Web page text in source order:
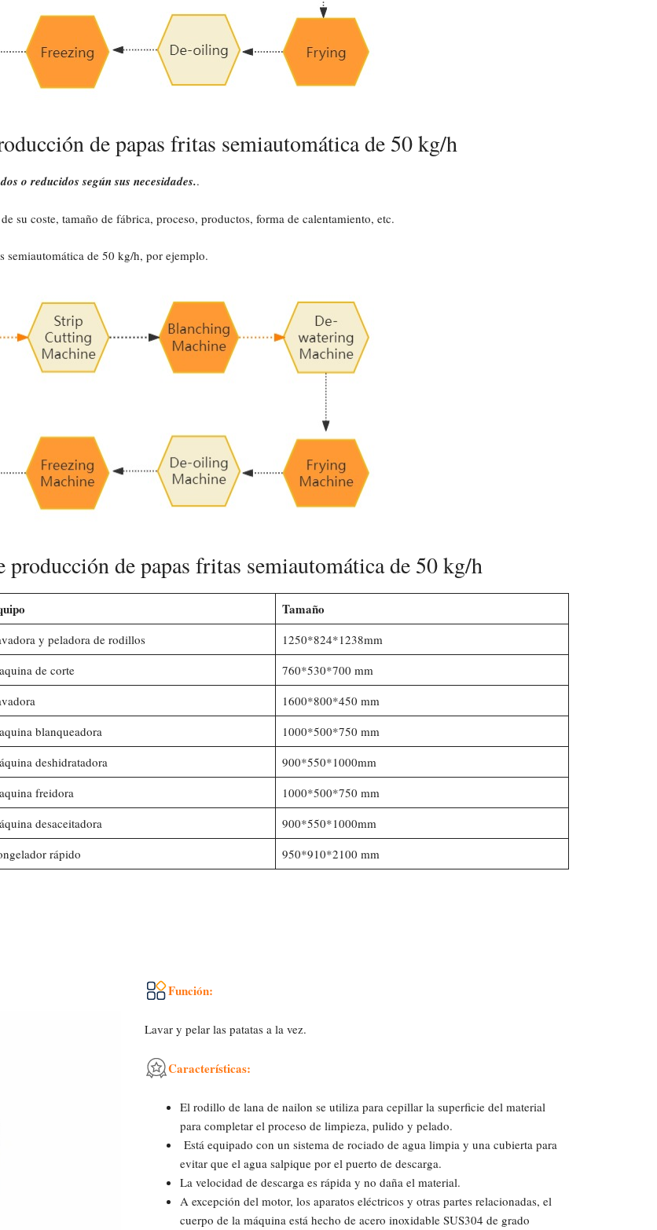
de papas fritas semiautomática de 50 kg/h
o reducidos según sus necesidades..
su coste, tamaño de fábrica, proceso, productos, forma de calentamiento, etc.
semiautomática de 50 kg/h, por ejemplo.
producción de papas fritas semiautomática de 50 kg/h
Tamaño
y peladora de rodillos
1250*824*1238mm
de corte
760*530*700 mm
1600*800*450 mm
blanqueadora
1000*500*750 mm
deshidratadora
900*550*1000mm
freidora
1000*500*750 mm
desaceitadora
900*550*1000mm
rápido 950*910*2100 mm
Función:
Lavar y pelar las patatas a la vez.
Características:
El rodillo de lana de nailon se utiliza para cepillar la superficie del material
para completar el proceso de limpieza, pulido y pelado.
Está equipado con un sistema de rociado de agua limpia y una cubierta para
evitar que el agua salpique por el puerto de descarga.
La velocidad de descarga es rápida y no daña el material.
A excepción del motor, los aparatos eléctricos y otras partes relacionadas, el
cuerpo de la máquina está hecho de acero inoxidable SUS304 de grado